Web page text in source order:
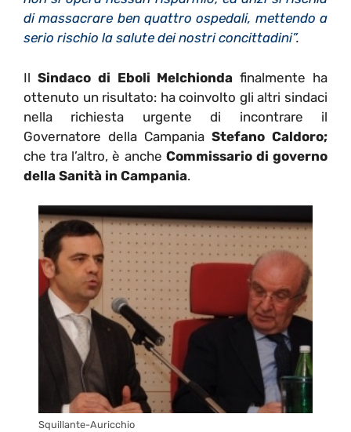
di massacrare ben quattro ospedali, mettendo a
serio rischio la salute dei nostri concittadini”.
Il Sindaco di Eboli Melchionda finalmente ha
ottenuto un risultato: ha coinvolto gli altri sindaci
nella richiesta urgente di incontrare il
Governatore della Campania Stefano Caldoro;
che tra l’altro, è anche Commissario di governo
della Sanità in Campania.
Squillante-Auricchio